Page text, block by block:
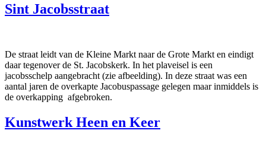
Sint Jacobsstraat
De straat leidt van de Kleine Markt naar de Grote Markt en eindigt
daar tegenover de St. Jacobskerk. In het plaveisel is een
jacobsschelp aangebracht (zie afbeelding). In deze straat was een
aantal jaren de overkapte Jacobuspassage gelegen maar inmiddels is
de overkapping afgebroken.
Kunstwerk Heen en Keer